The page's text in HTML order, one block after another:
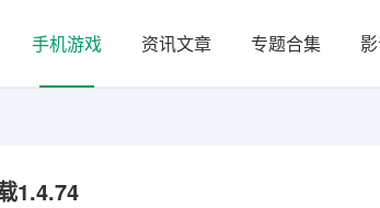
手机游戏 资讯文章 专题合集
1.4.74